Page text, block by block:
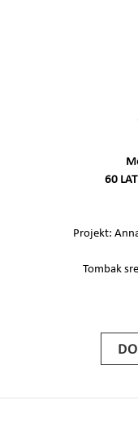
60
Projekt:
Tombak